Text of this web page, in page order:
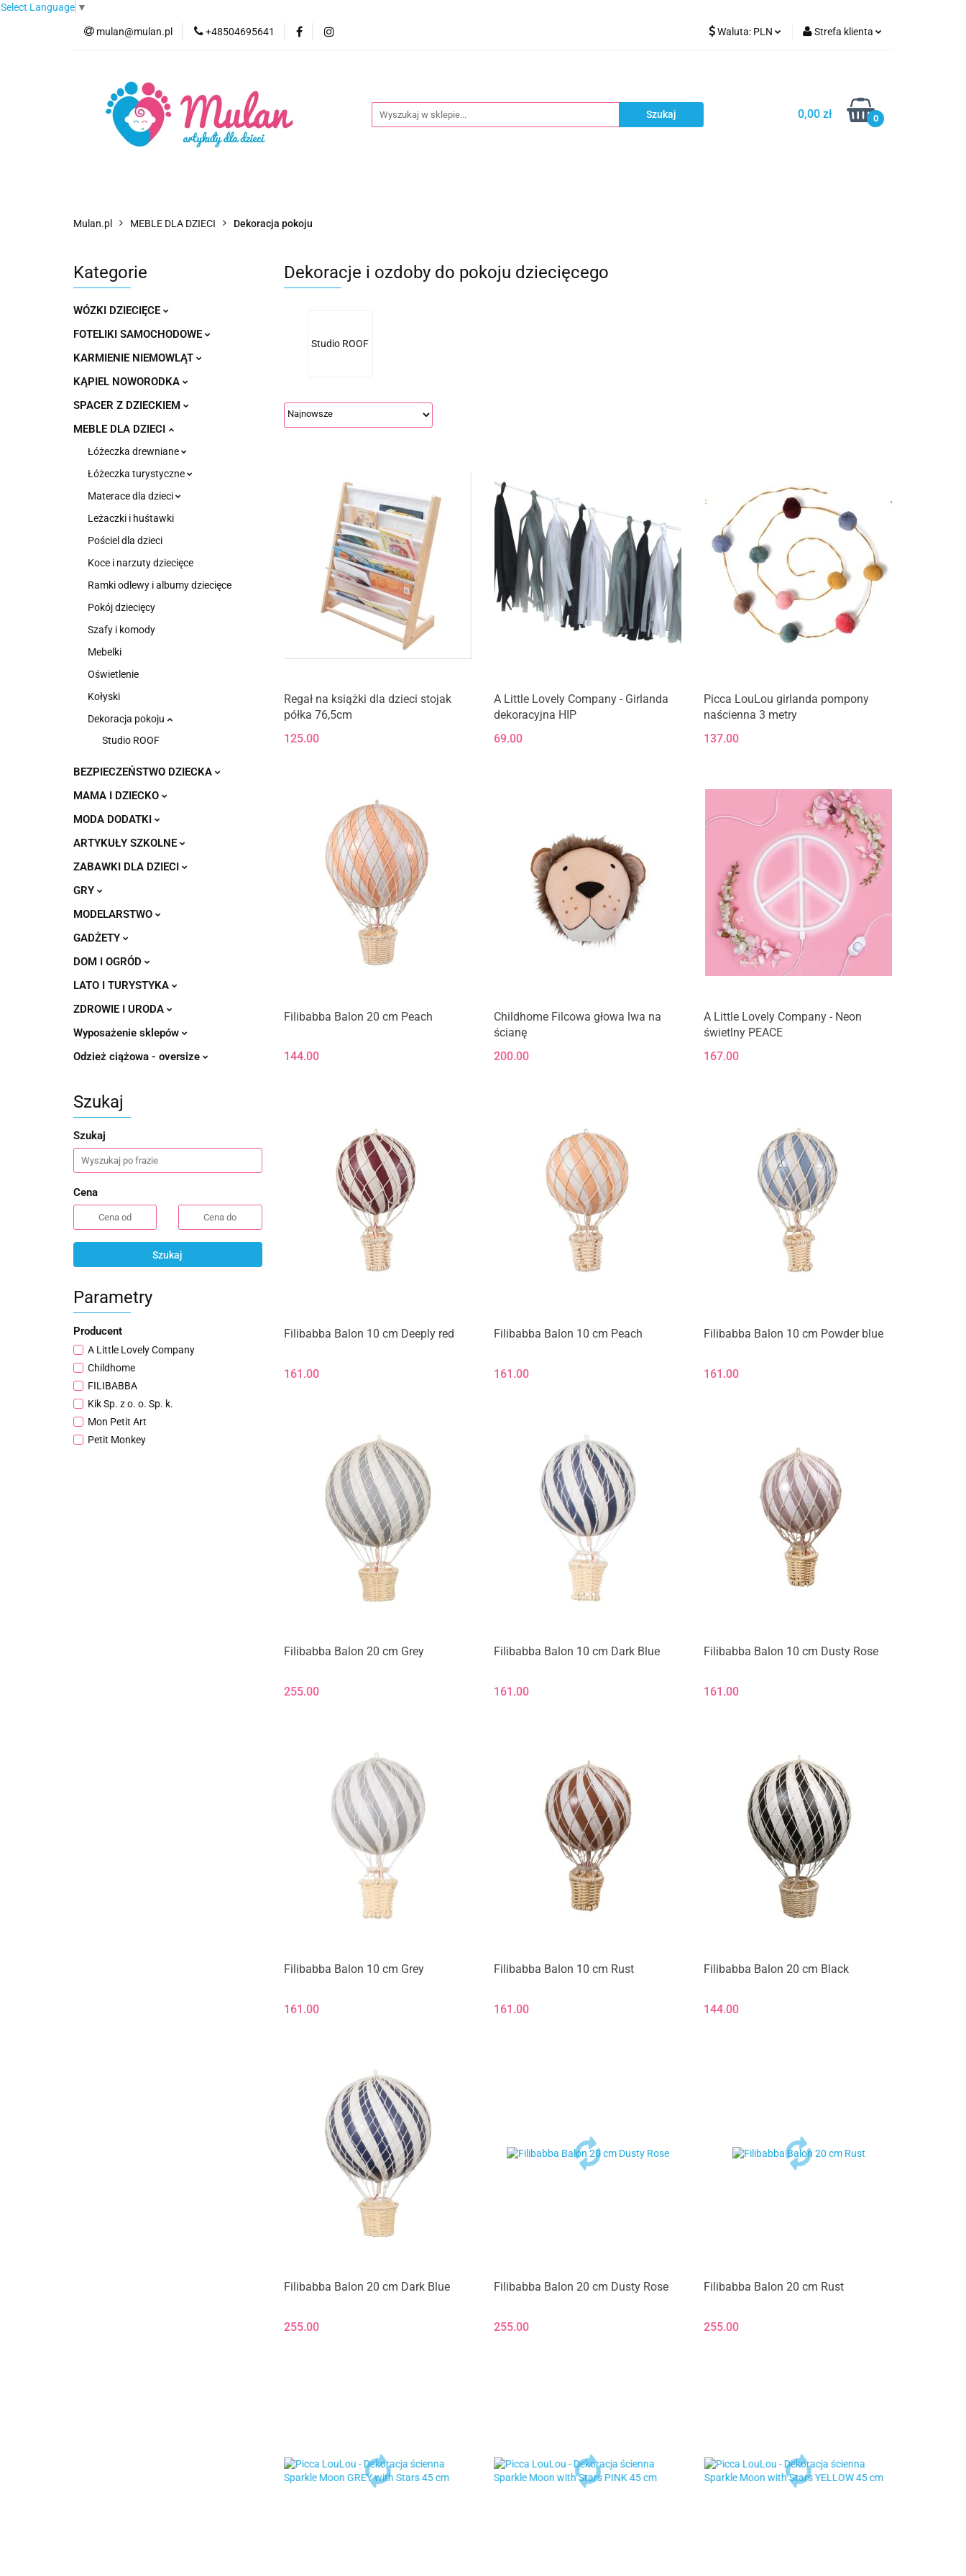
Select Language ▼
mulan@mulan.pl +48504695641 Waluta: PLN Strefa klienta
Dodaj zgłoszenie
0,00 zł 0
Wyprzedaż Promocje Karmienie
Nowości
Mulan.pl MEBLE DLA DZIECI Dekoracja pokoju
Kategorie
WÓZKI DZIECIĘCE
FOTELIKI SAMOCHODOWE
KARMIENIE NIEMOWLĄT
KĄPIEL NOWORODKA
SPACER Z DZIECKIEM
MEBLE DLA DZIECI
Łóżeczka drewniane
Łóżeczka turystyczne
Materace dla dzieci
Leżaczki i huśtawki
Pościel dla dzieci
Koce i narzuty dziecięce
Ramki odlewy i albumy dziecięce
Pokój dziecięcy
Szafy i komody
Mebelki
Oświetlenie
Kołyski
Dekoracja pokoju
Studio ROOF
BEZPIECZEŃSTWO DZIECKA
MAMA I DZIECKO
MODA DODATKI
ARTYKUŁY SZKOLNE
ZABAWKI DLA DZIECI
GRY
MODELARSTWO
GADŻETY
DOM I OGRÓD
LATO I TURYSTYKA
ZDROWIE I URODA
Wyposażenie sklepów
Odzież ciążowa - oversize
Szukaj
Szukaj
Cena
Szukaj
Parametry
Producent
A Little Lovely Company
Childhome
FILIBABBA
Kik Sp. z o. o. Sp. k.
Mon Petit Art
Petit Monkey
Dekoracje i ozdoby do pokoju dziecięcego
Studio ROOF
Regał na książki dla dzieci stojak
półka 76,5cm
125.00
A Little Lovely Company - Girlanda
dekoracyjna HIP
69.00
Picca LouLou girlanda pompony
naścienna 3 metry
137.00
Filibabba Balon 20 cm Peach
144.00
Childhome Filcowa głowa lwa na
ścianę
200.00
A Little Lovely Company - Neon
świetlny PEACE
167.00
Filibabba Balon 10 cm Deeply red
161.00
Filibabba Balon 10 cm Peach
161.00
Filibabba Balon 10 cm Powder blue
161.00
Filibabba Balon 20 cm Grey
255.00
Filibabba Balon 10 cm Dark Blue
161.00
Filibabba Balon 10 cm Dusty Rose
161.00
Filibabba Balon 10 cm Grey
161.00
Filibabba Balon 10 cm Rust
161.00
Filibabba Balon 20 cm Black
144.00
Filibabba Balon 20 cm Dark Blue
255.00
Filibabba Balon 20 cm Dusty Rose
255.00
Filibabba Balon 20 cm Rust
255.00